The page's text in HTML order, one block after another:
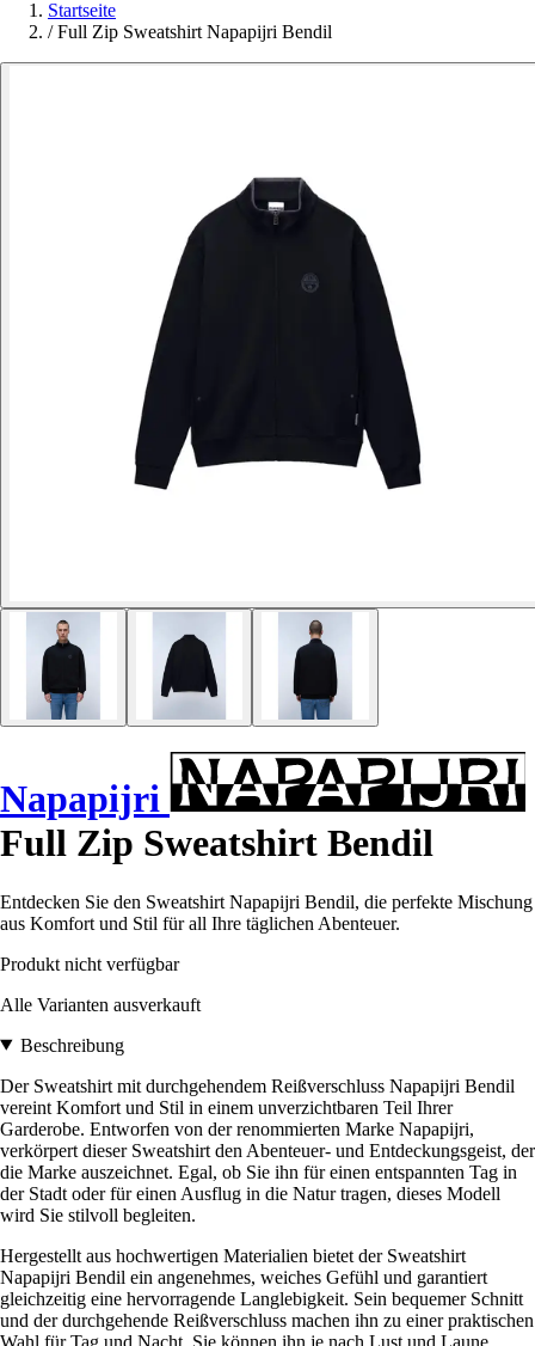
Startseite
/ Full Zip Sweatshirt Napapijri Bendil
Napapijri
Full Zip Sweatshirt Bendil
Entdecken Sie den Sweatshirt Napapijri Bendil, die perfekte Mischung
aus Komfort und Stil für all Ihre täglichen Abenteuer.
Produkt nicht verfügbar
Alle Varianten ausverkauft
Beschreibung
Der Sweatshirt mit durchgehendem Reißverschluss Napapijri Bendil
vereint Komfort und Stil in einem unverzichtbaren Teil Ihrer
Garderobe. Entworfen von der renommierten Marke Napapijri,
verkörpert dieser Sweatshirt den Abenteuer- und Entdeckungsgeist, der
die Marke auszeichnet. Egal, ob Sie ihn für einen entspannten Tag in
der Stadt oder für einen Ausflug in die Natur tragen, dieses Modell
wird Sie stilvoll begleiten.
Hergestellt aus hochwertigen Materialien bietet der Sweatshirt
Napapijri Bendil ein angenehmes, weiches Gefühl und garantiert
gleichzeitig eine hervorragende Langlebigkeit. Sein bequemer Schnitt
und der durchgehende Reißverschluss machen ihn zu einer praktischen
Wahl für Tag und Nacht. Sie können ihn je nach Lust und Laune